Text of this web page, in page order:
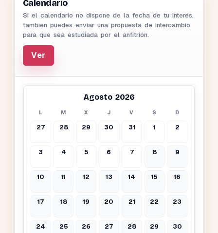
Calendario
Si el calendario no dispone de la fecha de tu interés,
también puedes enviar una propuesta de intercambio
para que sea estudiada por el anfitrión.
Ver
Agosto 2026
L M X J V S D
27 28 29 30 31 1 2
3 4 5 6 7 8 9
10 11 12 13 14 15 16
17 18 19 20 21 22 23
24 25 26 27 28 29 30